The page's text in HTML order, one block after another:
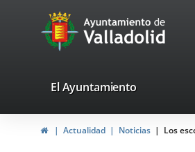
Portal
Web
Ayuntamiento
de
valladolid.es
El Ayuntamiento
InicioActualidad Noticias Los